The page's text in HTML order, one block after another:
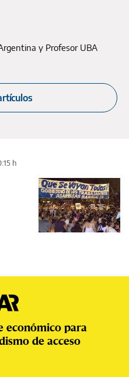
y Profesor UBA
h
económico para
de acceso